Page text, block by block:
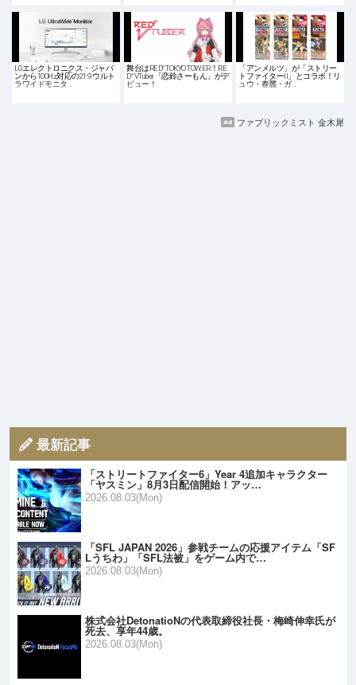
LGエレクトロニクス・ジャパ
ンから100Hz対応の21:9 ウルト
ラワイドモニタ…
舞台はRED° TOKYO TOWER！RE
D° VTuber「恋鈴さーもん」がデ
ビュー！
「アンメルツ」が「ストリー
トファイターII」とコラボ！リ
ュウ・春麗・ガ…
ファブリックミスト 金木犀
最新記事
「ストリートファイター6」Year 4追加キャラクター
「ヤスミン」8月3日配信開始！アッ…
2026.08.03(Mon)
「SFL JAPAN 2026」参戦チームの応援アイテム「SF
Lうちわ」「SFL法被」をゲーム内で…
2026.08.03(Mon)
株式会社DetonatioNの代表取締役社長・梅崎伸幸氏が
死去、享年44歳。
2026.08.03(Mon)